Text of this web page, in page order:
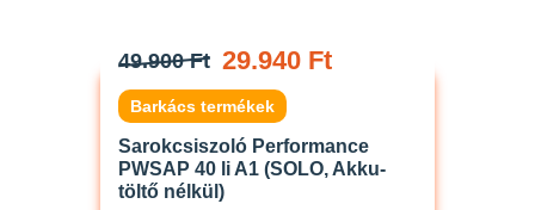
49.900 Ft 29.940 Ft
Barkács termékek
Sarokcsiszoló Performance
PWSAP 40 li A1 (SOLO, Akku-
töltő nélkül)